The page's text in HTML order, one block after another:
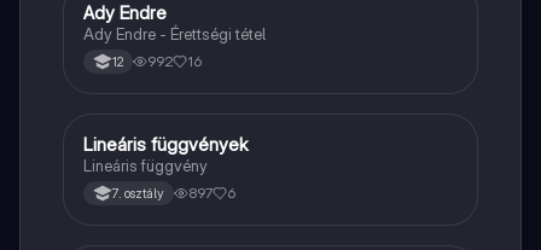
Magyar
Ady Endre
Ady Endre - Érettségi tétel
12 992 16
Matek
Lineáris függvények
Lineáris függvény
7. osztály 897 6